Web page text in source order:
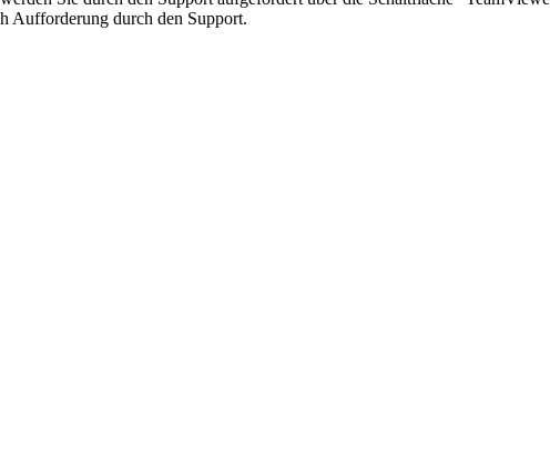
Aufforderung durch den Support.